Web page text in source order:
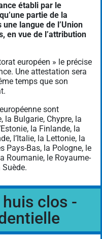
établi par le
partie de la
langue de l’Union
en vue de l’attribution
européen » le précise
Une attestation sera
temps que son
sont
la Bulgarie, Chypre, la
la Finlande, la
l’Italie, la Lettonie, la
Pays-Bas, la Pologne, le
Roumanie, le Royaume-
clos -